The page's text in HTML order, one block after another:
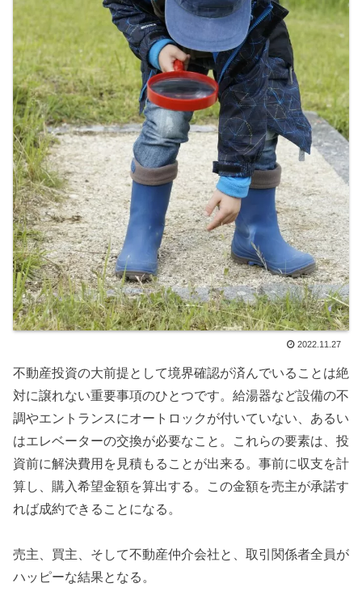
2022.11.27
不動産投資の大前提として境界確認が済んでいることは絶
対に譲れない重要事項のひとつです。給湯器など設備の不
調やエントランスにオートロックが付いていない、あるい
はエレベーターの交換が必要なこと。これらの要素は、投
資前に解決費用を見積もることが出来る。事前に収支を計
算し、購入希望金額を算出する。この金額を売主が承諾す
れば成約できることになる。
売主、買主、そして不動産仲介会社と、取引関係者全員が
ハッピーな結果となる。